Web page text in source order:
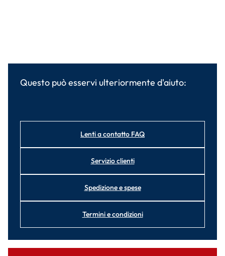
Questo può esservi ulteriormente d'aiuto:
Lenti a contatto FAQ
Servizio clienti
Spedizione e spese
Termini e condizioni